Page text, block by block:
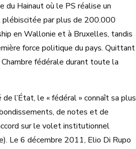
du Hainaut où le PS réalise un
par plus de 200.000
en Wallonie et à Bruxelles, tandis
force politique du pays. Quittant
fédérale durant toute la
l’État, le « fédéral » connaît sa plus
de notes et de
sur le volet institutionnel
Le 6 décembre 2011, Elio Di Rupo